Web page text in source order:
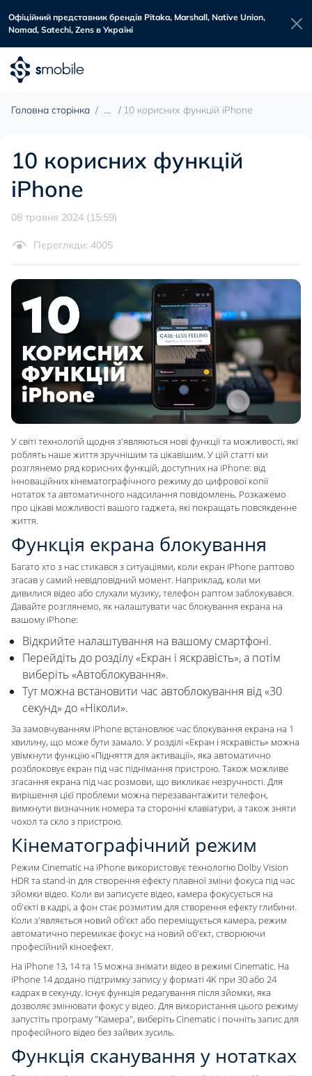
Офіційний представник брендів Pitaka, Marshall, Native Union,
Nomad, Satechi, Zens в Україні
Головна сторінка 10 корисних функцій iPhone
10 корисних функцій
iPhone
08 травня 2024 (15:59)
Перегляди: 4005
У світі технологій щодня з'являються нові функції та можливості, які
роблять наше життя зручнішим та цікавішим. У цій статті ми
розглянемо ряд корисних функцій, доступних на iPhone: від
інноваційних кінематографічного режиму до цифрової копії
нотаток та автоматичного надсилання повідомлень. Розкажемо
про цікаві можливості вашого гаджета, які покращать повсякденне
життя.
Функція екрана блокування
Багато хто з нас стикався з ситуаціями, коли екран iPhone раптово
згасав у самий невідповідний момент. Наприклад, коли ми
дивилися відео або слухали музику, телефон раптом заблокувався.
Давайте розглянемо, як налаштувати час блокування екрана на
вашому iPhone:
Відкрийте налаштування на вашому смартфоні.
Перейдіть до розділу «Екран і яскравість», а потім
виберіть «Автоблокування».
Тут можна встановити час автоблокування від «30
секунд» до «Ніколи».
За замовчуванням iPhone встановлює час блокування екрана на 1
хвилину, що може бути замало. У розділі «Екран і яскравість» можна
увімкнути функцію «Підняття для активації», яка автоматично
розблоковує екран під час піднімання пристрою. Також можливе
згасання екрана під час розмови, що викликає незручності. Для
вирішення цієї проблеми можна перезавантажити телефон,
вимкнути визначник номера та сторонні клавіатури, а також зняти
чохол та скло з пристрою.
Кінематографічний режим
Режим Cinematic на iPhone використовує технологію Dolby Vision
HDR та stand-in для створення ефекту плавної зміни фокуса під час
зйомки відео. Коли ви записуєте відео, камера фокусується на
об'єкті в кадрі, а фон стає розмитим для створення ефекту глибини.
Коли з'являється новий об'єкт або переміщується камера, режим
автоматично перемикає фокус на новий об'єкт, створюючи
професійний кіноефект.
На iPhone 13, 14 та 15 можна знімати відео в режимі Cinematic. На
iPhone 14 додано підтримку запису у форматі 4K при 30 або 24
кадрах в секунду. Існує функція редагування після зйомки, яка
дозволяє змінювати фокус у відео. Для використання цього режиму
запустіть програму "Камера", виберіть Cinematic і почніть запис для
професійного відео без зайвих зусиль.
Функція сканування у нотатках